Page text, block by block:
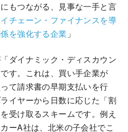
もつながる、見事な一手と言
チェーン・ファイナンスを導
を強化する企業 」
ダイナミック・ディスカウン
す。これは、買い手企業が
て請求書の早期支払いを行
イヤーから日数に応じた「割
受け取るスキームです。例え
ーA社は、北米の子会社でこ